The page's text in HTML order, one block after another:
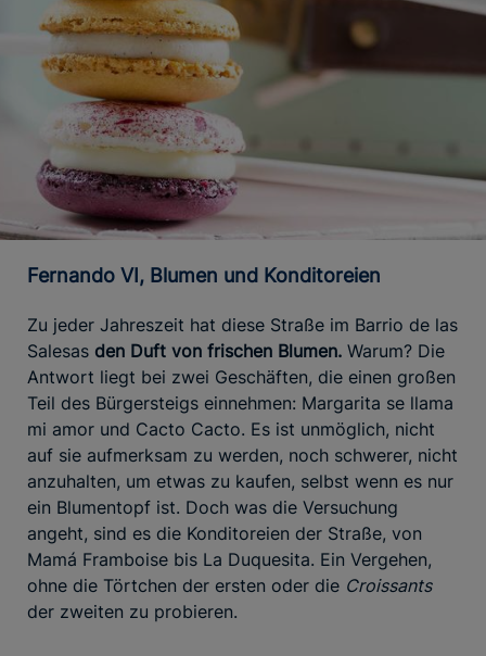
Fernando VI, Blumen und Konditoreien
Zu jeder Jahreszeit hat diese Straße im Barrio de las
Salesas den Duft von frischen Blumen. Warum? Die
Antwort liegt bei zwei Geschäften, die einen großen
Teil des Bürgersteigs einnehmen: Margarita se llama
mi amor und Cacto Cacto. Es ist unmöglich, nicht
auf sie aufmerksam zu werden, noch schwerer, nicht
anzuhalten, um etwas zu kaufen, selbst wenn es nur
ein Blumentopf ist. Doch was die Versuchung
angeht, sind es die Konditoreien der Straße, von
Mamá Framboise bis La Duquesita. Ein Vergehen,
ohne die Törtchen der ersten oder die Croissants
der zweiten zu probieren.